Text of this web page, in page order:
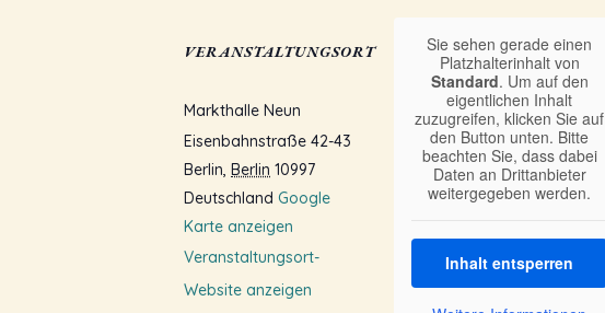
VERANSTALTUNGSORT
Markthalle Neun
Eisenbahnstraße 42-43
Berlin, Berlin 10997
Deutschland Google
Karte anzeigen
Veranstaltungsort-
Website anzeigen
Sie sehen gerade einen
Platzhalterinhalt von
Standard. Um auf den
eigentlichen Inhalt
zuzugreifen, klicken Sie auf
den Button unten. Bitte
beachten Sie, dass dabei
Daten an Drittanbieter
weitergegeben werden.
Inhalt entsperren